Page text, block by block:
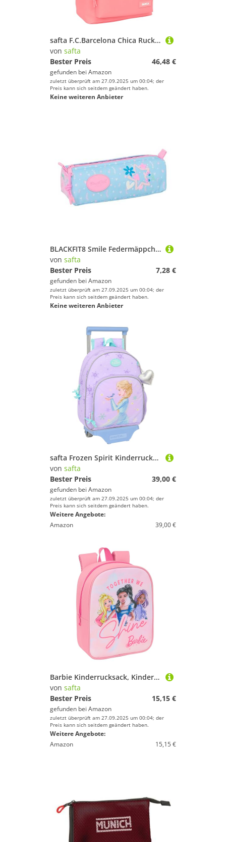
safta F.C.Barcelona Chica Rucksack für Laptops mit 39,6 cm (15,6 Zoll) und USB, ideal für Jugendliche verschiedener Altersgruppen, recycelter Stoff, bequem und vielseitig, Qualität und
von safta
Bester Preis
46,48 €
gefunden bei Amazon
zuletzt überprüft am 27.09.2025 um 00:04; der
Preis kann sich seitdem geändert haben.
Keine weiteren Anbieter
BLACKFIT8 Smile Federmäppchen mit Reißverschluss und Fach, Federmäppchen für Kinder, ideal für Kinder im Schulalter, bequem und vielseitig, Qualität und Widerstandsfähigkeit, 21 x 7 x 8 cm, Hellblau
von safta
Bester Preis
7,28 €
gefunden bei Amazon
zuletzt überprüft am 27.09.2025 um 00:04; der
Preis kann sich seitdem geändert haben.
Keine weiteren Anbieter
safta Frozen Spirit Kinderrucksack mit Trolley 705, ideal für Kinder verschiedener Altersgruppen, bequem und vielseitig, Qualität und Widerstandsfähigkeit, 28 x 10 x 34 cm, Lila, M, Casual
von safta
Bester Preis
39,00 €
gefunden bei Amazon
zuletzt überprüft am 27.09.2025 um 00:04; der
Preis kann sich seitdem geändert haben.
Weitere Angebote:
Amazon
39,00 €
Barbie Kinderrucksack, Kinderrucksack, Schulrucksack, anpassbar an den Kinderwagen, ideal für Kindergärten, bequem und vielseitig, Qualität und Widerstandsfähigkeit, 22 x 10 x 27 cm
von safta
Bester Preis
15,15 €
gefunden bei Amazon
zuletzt überprüft am 27.09.2025 um 00:04; der
Preis kann sich seitdem geändert haben.
Weitere Angebote:
Amazon
15,15 €